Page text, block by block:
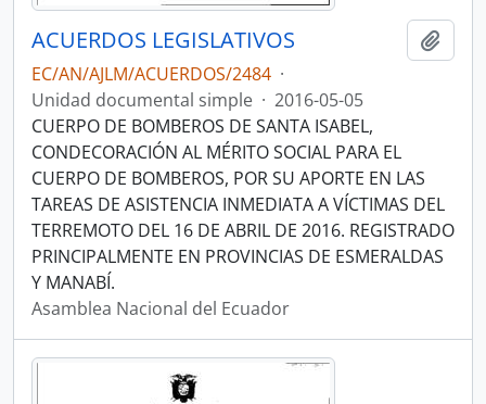
ACUERDOS LEGISLATIVOS
EC/AN/AJLM/ACUERDOS/2484 ·
Unidad documental simple · 2016-05-05
CUERPO DE BOMBEROS DE SANTA ISABEL,
CONDECORACIÓN AL MÉRITO SOCIAL PARA EL
CUERPO DE BOMBEROS, POR SU APORTE EN LAS
TAREAS DE ASISTENCIA INMEDIATA A VÍCTIMAS DEL
TERREMOTO DEL 16 DE ABRIL DE 2016. REGISTRADO
PRINCIPALMENTE EN PROVINCIAS DE ESMERALDAS
Y MANABÍ.
Asamblea Nacional del Ecuador